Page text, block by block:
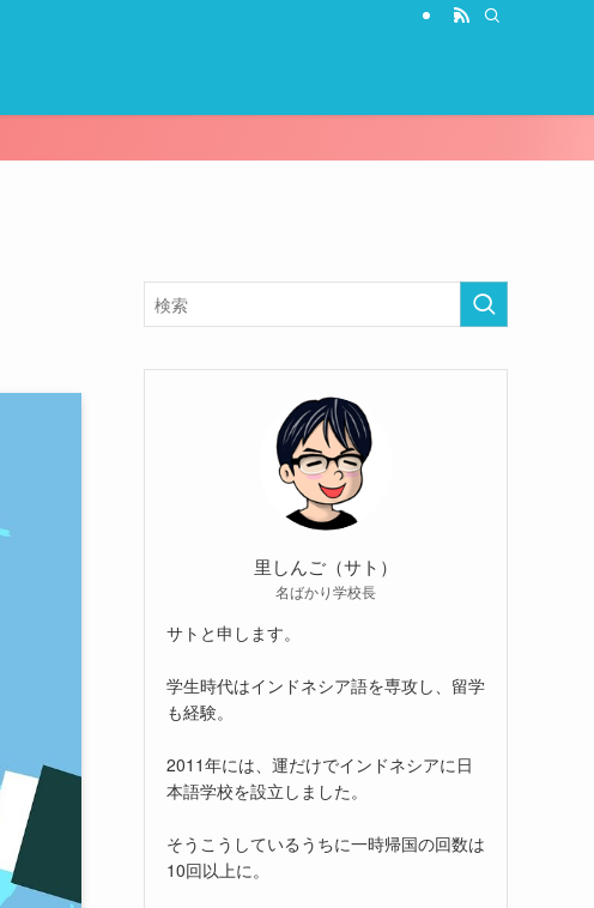
里しんご（サト）
名ばかり学校長
サトと申します。
学生時代はインドネシア語を専攻し、留学
も経験。
2011年には、運だけでインドネシアに日
本語学校を設立しました。
そうこうしているうちに一時帰国の回数は
10回以上に。